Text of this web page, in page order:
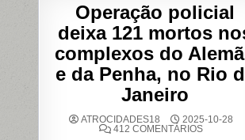
Operação policial
deixa 121 mortos
complexos do
e da Penha, no Rio
Janeiro
ATROCIDADES18
2025-10-28
412 COMENTÁRIOSEM